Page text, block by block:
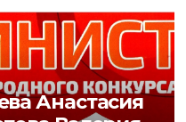
Анастасия